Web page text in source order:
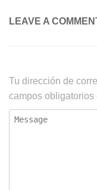
LEAVE A
Tu dirección de
campos obligatorios